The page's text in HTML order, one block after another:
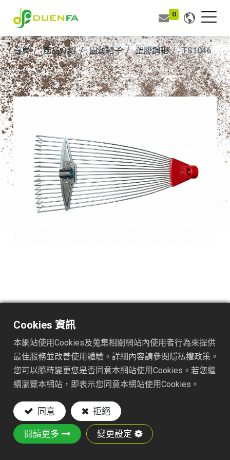
0
首頁 產品介紹 園藝耙子 塑膠鋼耙 TS1046
18Tx8-18" ADJUSTABLE RAKE
Key Features:
Material: Steel wire tines, iron plate and ABS
Zinc Plating Finish: Helps resist rust and
corrosion for extended outdoor durability.
Socket-Style Mount: Compatible
with 1" handles (handle not included)
Versatile Use: Suitable for raking leaves,
Cookies 資訊
本網站使用Cookies及蒐集相關網站內使用者行為來提供
最佳服務並改善使用體驗。詳細內容請參閱隱私權政策。
您可以隨時變更您是否同意本網站使用Cookies。若您繼
續瀏覽本網站，即表示您同意本網站使用Cookies。
同意 拒絕
閱讀更多 變更設定